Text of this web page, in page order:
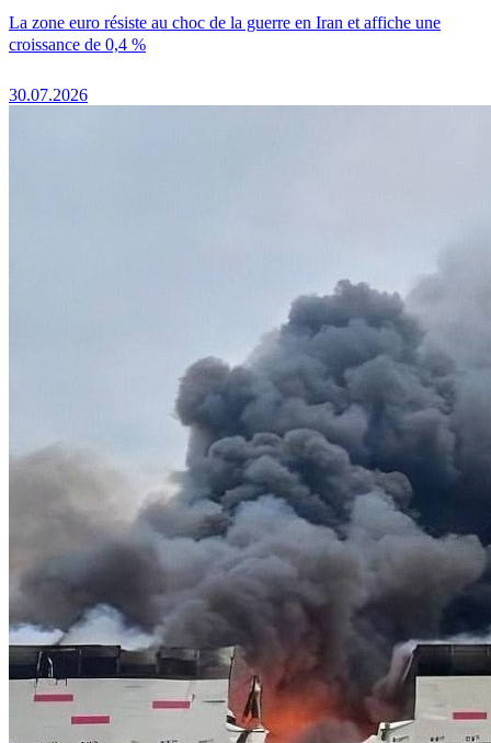
La zone euro résiste au choc de la guerre en Iran et affiche une
croissance de 0,4 %
30.07.2026